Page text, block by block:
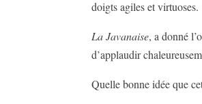
doigts agiles et virtuoses.
La Javanaise, a donné
d’applaudir
Quelle bonne idée que